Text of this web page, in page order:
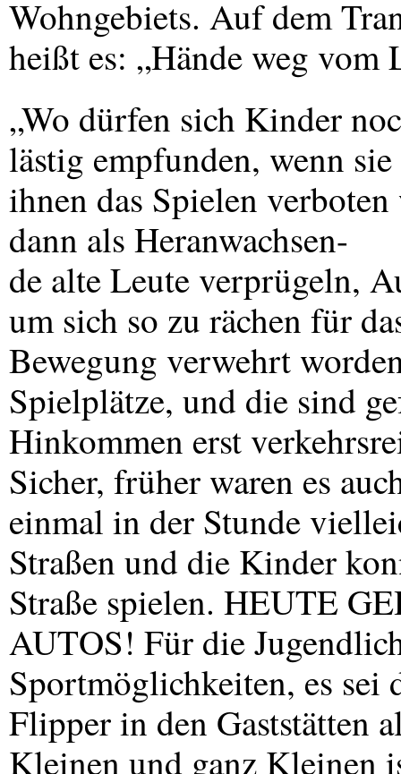
Wohngebiets. Auf dem
heißt es: „Hände weg vom
„Wo dürfen sich Kinder
lästig empfunden, wenn
ihnen das Spielen
dann als Heranwachsen-
de alte Leute verprügeln,
um sich so zu rächen für
Bewegung verwehrt
Spielplätze, und die sind
Hinkommen erst
Sicher, früher waren es
einmal in der Stunde
Straßen und die Kinder
Straße spielen. HEUTE
AUTOS! Für die
Sportmöglichkeiten, es sei
Flipper in den Gaststätten
Kleinen und ganz Kleinen